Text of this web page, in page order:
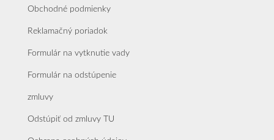
Obchodné podmienky
Reklamačný poriadok
Formulár na vytknutie vady
Formulár na odstúpenie
zmluvy
Odstúpiť od zmluvy TU